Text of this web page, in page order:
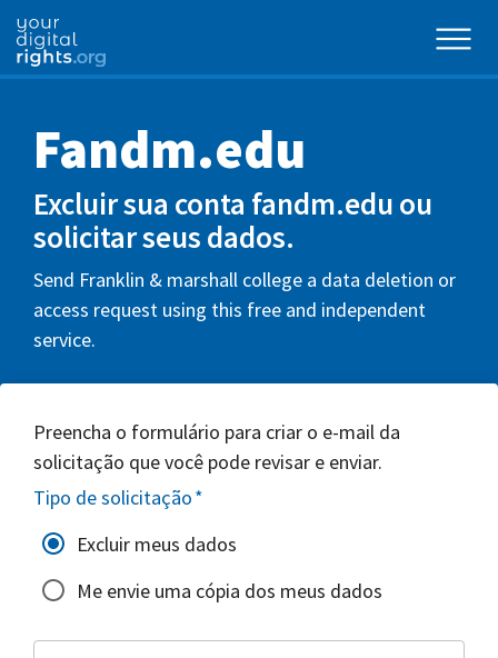
Fandm.edu
Excluir sua conta fandm.edu ou
solicitar seus dados.
Send Franklin & marshall college a data deletion or
access request using this free and independent
service.
Preencha o formulário para criar o e-mail da
solicitação que você pode revisar e enviar.
Tipo de solicitação*
Excluir meus dados
Me envie uma cópia dos meus dados